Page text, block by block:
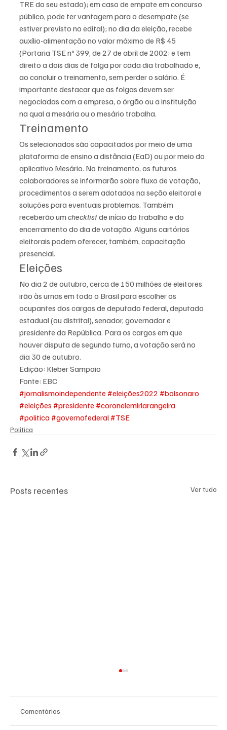
TRE do seu estado); em caso de empate em concurso
público, pode ter vantagem para o desempate (se
estiver previsto no edital); no dia da eleição, recebe
auxílio-alimentação no valor máximo de R$ 45
(Portaria TSE nº 399, de 27 de abril de 2002; e tem
direito a dois dias de folga por cada dia trabalhado e,
ao concluir o treinamento, sem perder o salário. É
importante destacar que as folgas devem ser
negociadas com a empresa, o órgão ou a instituição
na qual a mesária ou o mesário trabalha.
Treinamento
Os selecionados são capacitados por meio de uma
plataforma de ensino a distância (EaD) ou por meio do
aplicativo Mesário. No treinamento, os futuros
colaboradores se informarão sobre fluxo de votação,
procedimentos a serem adotados na seção eleitoral e
soluções para eventuais problemas. Também
receberão um checklist de início do trabalho e do
encerramento do dia de votação. Alguns cartórios
eleitorais podem oferecer, também, capacitação
presencial.
Eleições
No dia 2 de outubro, cerca de 150 milhões de eleitores
irão às urnas em todo o Brasil para escolher os
ocupantes dos cargos de deputado federal, deputado
estadual (ou distrital), senador, governador e
presidente da República. Para os cargos em que
houver disputa de segundo turno, a votação será no
dia 30 de outubro.
Edição: Kleber Sampaio
Fonte: EBC
#jornalismoindependente #eleições2022 #bolsonaro
#eleições #presidente #coronelemirlarangeira
#politica #governofederal #TSE
Política
Posts recentes Ver tudo
Comentários